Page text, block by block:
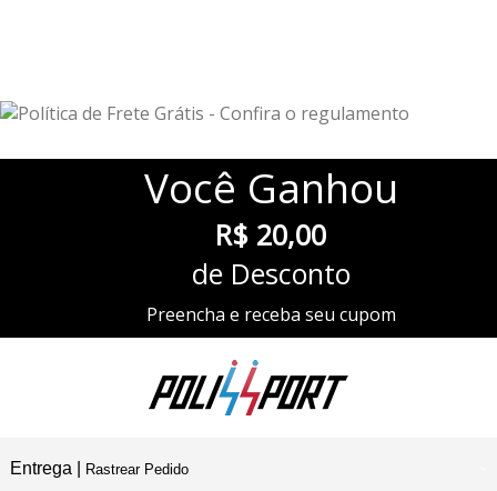
Você Ganhou
R$ 20,00
de Desconto
Preencha e receba seu cupom
Entrega | Rastrear Pedido